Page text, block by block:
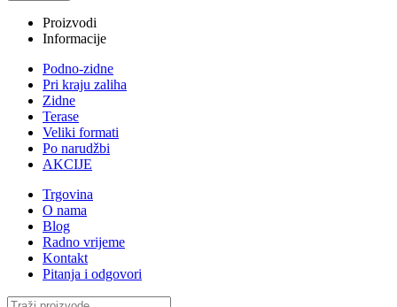
Proizvodi
Informacije
Podno-zidne
Pri kraju zaliha
Zidne
Terase
Veliki formati
Po narudžbi
AKCIJE
Trgovina
O nama
Blog
Radno vrijeme
Kontakt
Pitanja i odgovori